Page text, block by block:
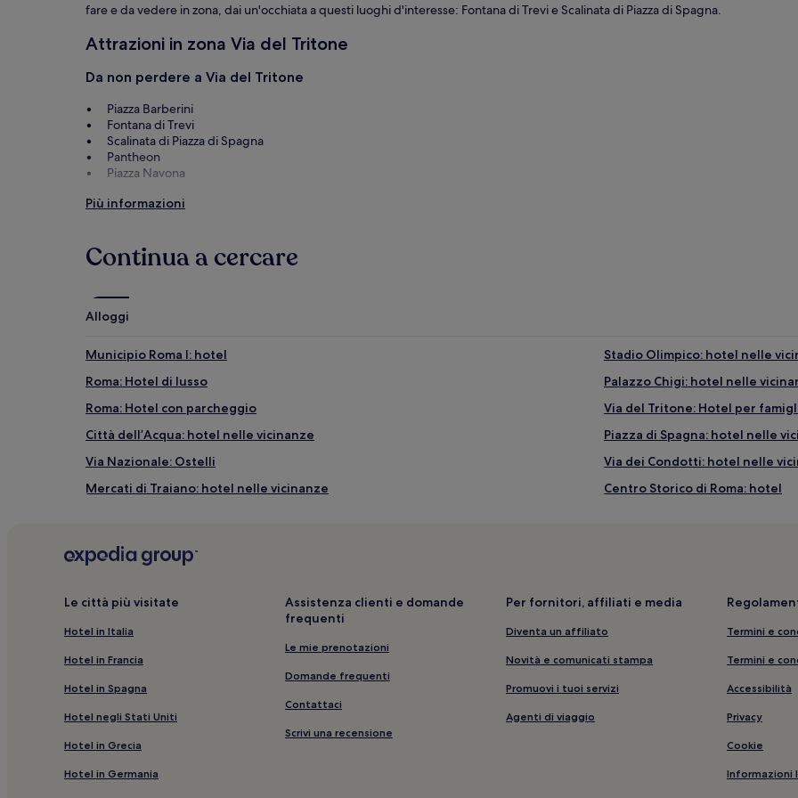
fare e da vedere in zona, dai un'occhiata a questi luoghi d'interesse: Fontana di Trevi e Scalinata di Piazza di Spagna.
Attrazioni in zona Via del Tritone
Da non perdere a Via del Tritone
Piazza Barberini
Fontana di Trevi
Scalinata di Piazza di Spagna
Pantheon
Piazza Navona
Cose da fare in zona Via del Tritone
Musei Vaticani
Teatro de'Servi Roma
Più informazioni
Continua a cercare
Alloggi
Municipio Roma I: hotel
Stadio Olimpico: hotel nelle
Roma: Hotel di lusso
Palazzo Chigi: hotel nelle
Roma: Hotel con parcheggio
Via del Tritone: Hotel per
Città dell’Acqua: hotel nelle vicinanze
Piazza di Spagna: hotel nelle
Via Nazionale: Ostelli
Via dei Condotti: hotel nelle
Mercati di Traiano: hotel nelle vicinanze
Centro Storico di Roma: hotel
Via dei Condotti: B&B
Piazza Barberini: Hotel con colazione gratuita nelle vicinanze
Roma: Aparthotel
Fontana delle Api: hotel nelle vicinanze
Galleria Alberto Sordi: hotel nelle vicinanze
Palazzo Borghese: hotel nelle vicinanze
Corso Vittorio Emanuele II:
Roma: Hotel con piscina
Via dei Condotti: hotel a 5 stelle
Le città più visitate
Hotel in Italia
Hotel in Francia
Hotel in Spagna
Hotel negli Stati Uniti
Hotel in Grecia
Hotel in Germania
Assistenza clienti e domande
frequenti
Le mie prenotazioni
Domande frequenti
Contattaci
Scrivi una recensione
Per fornitori, affiliati e media
Diventa un affiliato
Novità e comunicati stampa
Promuovi i tuoi servizi
Agenti di viaggio
Termini e
Termini e
Accessibilità
Privacy
Cookie
Informazioni